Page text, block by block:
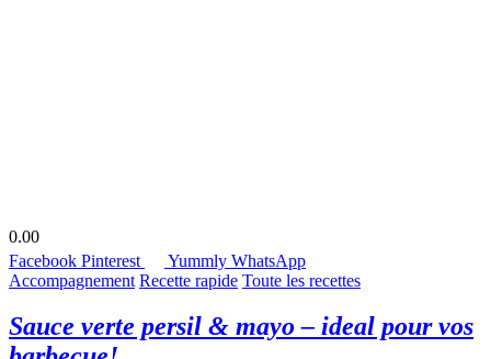
0.00
Facebook Pinterest Yummly WhatsApp
Accompagnement Recette rapide Toute les recettes
Sauce verte persil & mayo – ideal pour vos